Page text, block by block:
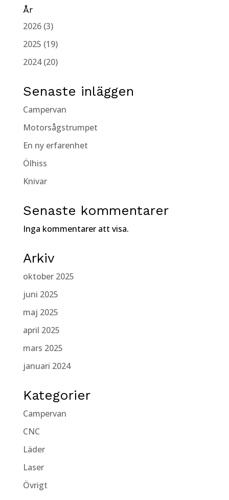
År
2026 (3)
2025 (19)
2024 (20)
Senaste inläggen
Campervan
Motorsågstrumpet
En ny erfarenhet
Ölhiss
Knivar
Senaste kommentarer
Inga kommentarer att visa.
Arkiv
oktober 2025
juni 2025
maj 2025
april 2025
mars 2025
januari 2024
Kategorier
Campervan
CNC
Läder
Laser
Övrigt